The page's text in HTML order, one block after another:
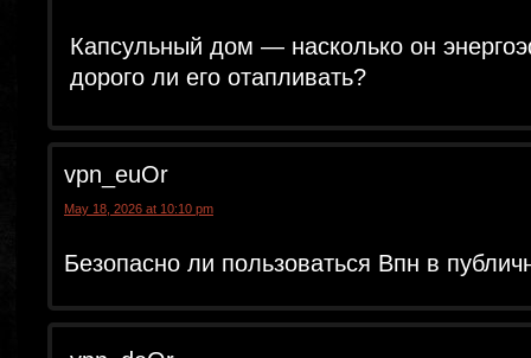
Капсульный дом — насколько он
дорого ли его отапливать?
vpn_euOr
May 18, 2026 at 10:10 pm
Безопасно ли пользоваться Впн в